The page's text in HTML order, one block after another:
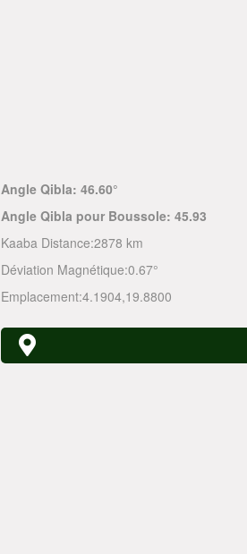
Angle Qibla: 46.60°
Angle Qibla pour Boussole: 45.93
Kaaba Distance:2878 km
Déviation Magnétique:0.67°
Emplacement:4.1904,19.8800